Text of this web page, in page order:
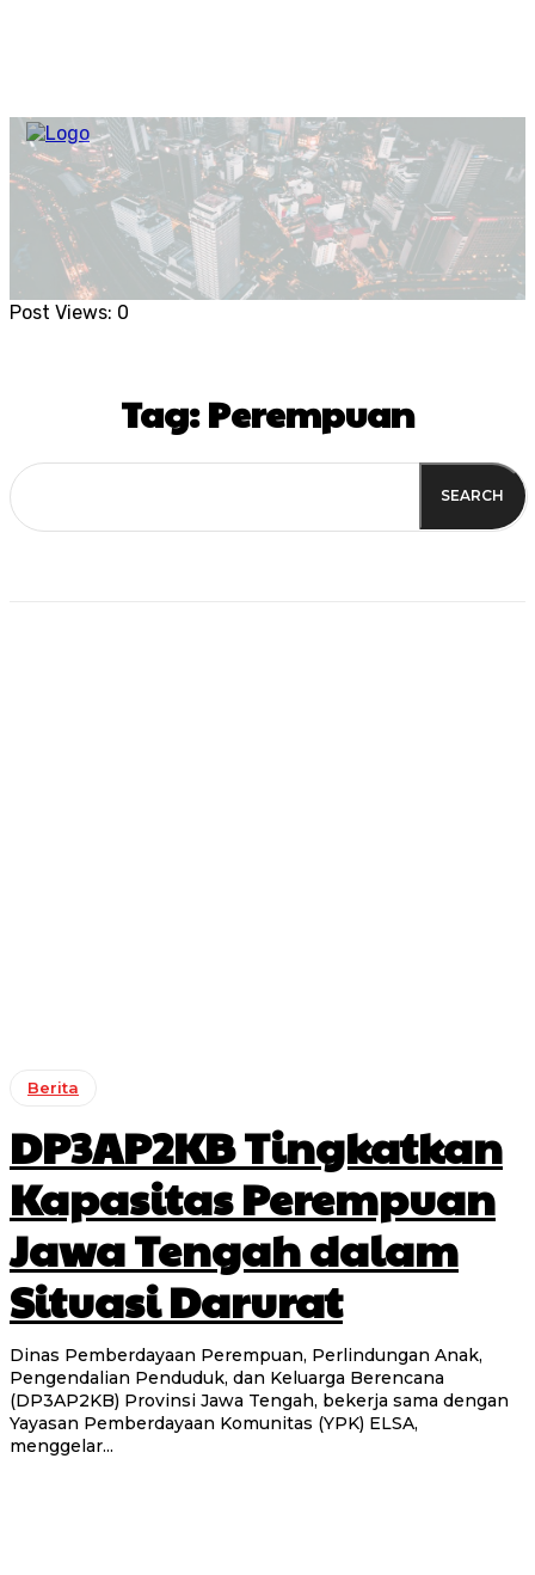
Post Views: 0
Tag:Perempuan
SEARCH
Berita
DP3AP2KB Tingkatkan
Kapasitas Perempuan
Jawa Tengah dalam
Situasi Darurat
Dinas Pemberdayaan Perempuan, Perlindungan Anak,
Pengendalian Penduduk, dan Keluarga Berencana
(DP3AP2KB) Provinsi Jawa Tengah, bekerja sama dengan
Yayasan Pemberdayaan Komunitas (YPK) ELSA,
menggelar...